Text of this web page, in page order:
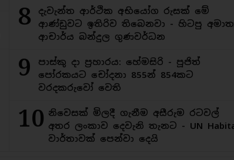
8
දැවැන්ත ආර්ථික අභියෝග රුසක් මේ
ආණ්ඩුවට ඉතිරිව තිබෙනවා - හිටපු
ආචාර්ය බන්දුල ගුණවර්ධන
9
පාස්කු දා ප්‍රහාරය: හේමසිරි - පූජිත්
පෝරකයට චෝදනා 855න් 854කට
වරදකරුවෝ වෙති
10 නිවෙසක් මිලදී ගැනීම අසීරුම රටවල්
අතර ලංකාව දෙවැනි තැනට - UN
වාර්තාවක් පෙන්වා දෙයි